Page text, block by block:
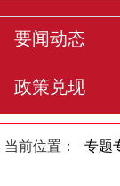
要闻动态
政策兑现
当前位置： 专题